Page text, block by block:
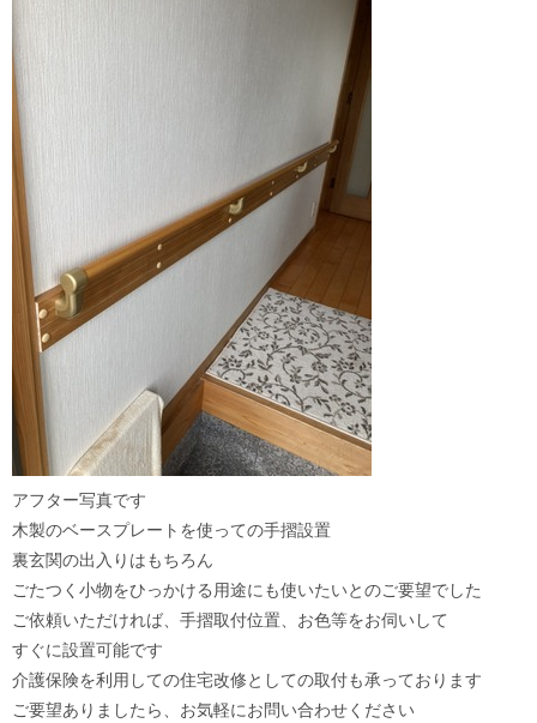
アフター写真です
木製のベースプレートを使っての手摺設置
裏玄関の出入りはもちろん
ごたつく小物をひっかける用途にも使いたいとのご要望でした
ご依頼いただければ、手摺取付位置、お色等をお伺いして
すぐに設置可能です
介護保険を利用しての住宅改修としての取付も承っております
ご要望ありましたら、お気軽にお問い合わせください